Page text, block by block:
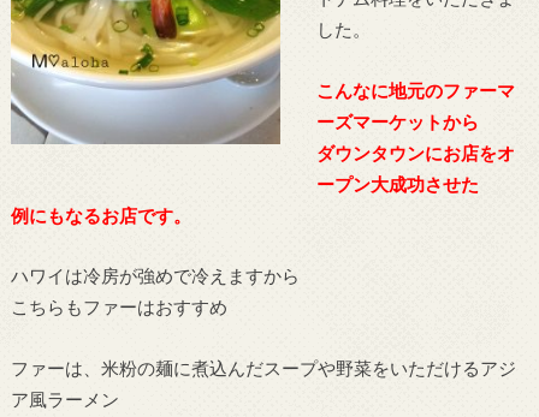
した。
こんなに地元のファーマ
ーズマーケットから
ダウンタウンにお店をオ
ープン大成功させた
例にもなるお店です。
ハワイは冷房が強めで冷えますから
こちらもファーはおすすめ
ファーは、米粉の麺に煮込んだスープや野菜をいただけるアジ
ア風ラーメン